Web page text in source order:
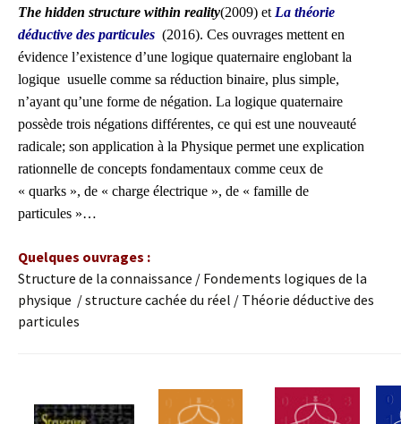
The hidden structure within reality(2009) et La théorie
déductive des particules (2016). Ces ouvrages mettent en
évidence l’existence d’une logique quaternaire englobant la
logique usuelle comme sa réduction binaire, plus simple,
n’ayant qu’une forme de négation. La logique quaternaire
possède trois négations différentes, ce qui est une nouveauté
radicale; son application à la Physique permet une explication
rationnelle de concepts fondamentaux comme ceux de
« quarks », de « charge électrique », de « famille de
particules »…
Quelques ouvrages :
Structure de la connaissance / Fondements logiques de la
physique / structure cachée du réel / Théorie déductive des
particules